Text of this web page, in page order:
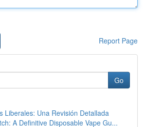
Report Page
Go
Liberales: Una Revisión Detallada
A Definitive Disposable Vape Gu...